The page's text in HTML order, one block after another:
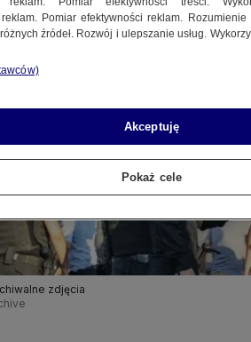
zdjęcia
Pomiar efektywności reklam.
źródeł. Rozwój i ulepszanie usług.
Akceptuję
Pokaż cele